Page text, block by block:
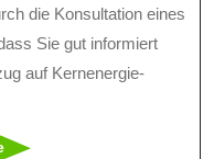
die Konsultation eines
Sie gut informiert
auf Kernenergie-